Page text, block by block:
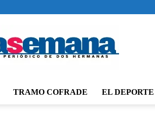
TRAMO COFRADE EL DEPORTE